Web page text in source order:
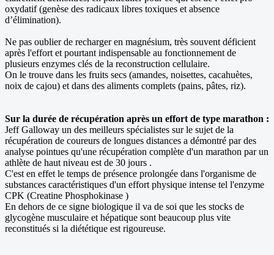
oxydatif (genèse des radicaux libres toxiques et absence
d’élimination).
Ne pas oublier de recharger en magnésium, très souvent déficient
après l'effort et pourtant indispensable au fonctionnement de
plusieurs enzymes clés de la reconstruction cellulaire.
On le trouve dans les fruits secs (amandes, noisettes, cacahuètes,
noix de cajou) et dans des aliments complets (pains, pâtes, riz).
Sur la durée de récupération après un effort de type marathon :
Jeff Galloway un des meilleurs spécialistes sur le sujet de la
récupération de coureurs de longues distances a démontré par des
analyse pointues qu'une récupération complète d'un marathon par un
athlète de haut niveau est de 30 jours .
C'est en effet le temps de présence prolongée dans l'organisme de
substances caractéristiques d'un effort physique intense tel l'enzyme
CPK (Creatine Phosphokinase )
En dehors de ce signe biologique il va de soi que les stocks de
glycogène musculaire et hépatique sont beaucoup plus vite
reconstitués si la diététique est rigoureuse.